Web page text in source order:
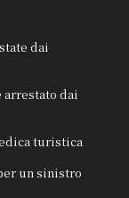
dai
arrestato dai
turistica
un sinistro